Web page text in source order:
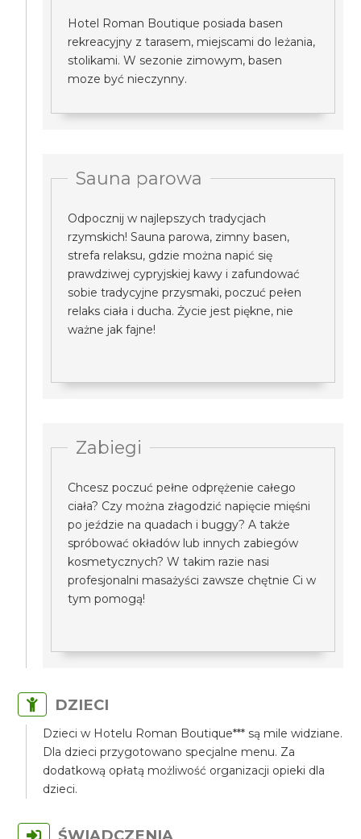
Hotel Roman Boutique posiada basen
rekreacyjny z tarasem, miejscami do leżania,
stolikami. W sezonie zimowym, basen
moze być nieczynny.
Sauna parowa
Odpocznij w najlepszych tradycjach
rzymskich! Sauna parowa, zimny basen,
strefa relaksu, gdzie można napić się
prawdziwej cypryjskiej kawy i zafundować
sobie tradycyjne przysmaki, poczuć pełen
relaks ciała i ducha. Życie jest piękne, nie
ważne jak fajne!
Zabiegi
Chcesz poczuć pełne odprężenie całego
ciała? Czy można złagodzić napięcie mięśni
po jeździe na quadach i buggy? A także
spróbować okładów lub innych zabiegów
kosmetycznych? W takim razie nasi
profesjonalni masażyści zawsze chętnie Ci w
tym pomogą!
DZIECI
Dzieci w Hotelu Roman Boutique*** są mile widziane.
Dla dzieci przygotowano specjalne menu. Za
dodatkową opłatą możliwość organizacji opieki dla
dzieci.